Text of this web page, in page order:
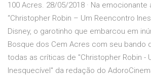
100 Acres. 28/05/2018 · Na emocionante
“Christopher Robin – Um Reencontro
Disney, o garotinho que embarcou em
Bosque dos Cem Acres com seu bando
todas as críticas de "Christopher Robin -
Inesquecível" da redação do